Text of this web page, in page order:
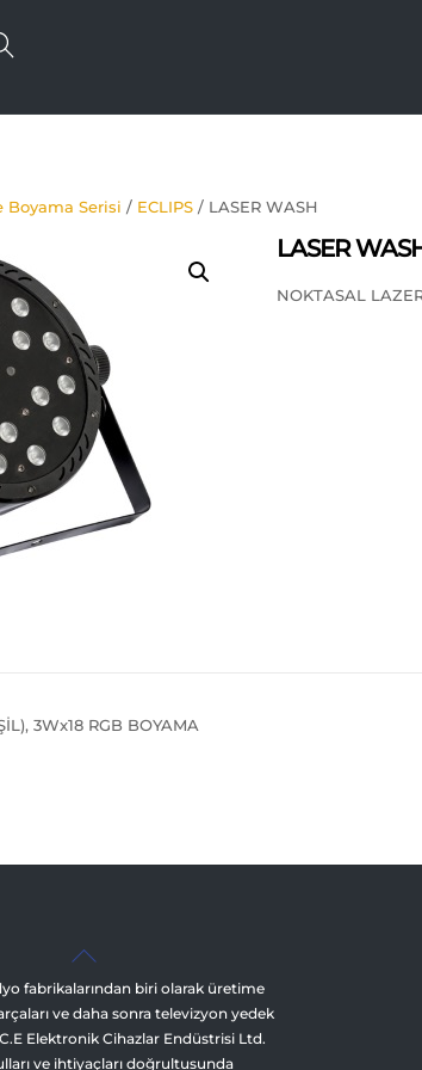
Boyama Serisi / ECLIPS / LASER WASH
LASER
NOKTASAL
3Wx18 RGB BOYAMA
Back
Top
fabrikalarından biri olarak üretime
ve daha sonra televizyon yedek
Elektronik Cihazlar Endüstrisi Ltd.
ve ihtiyaçları doğrultusunda